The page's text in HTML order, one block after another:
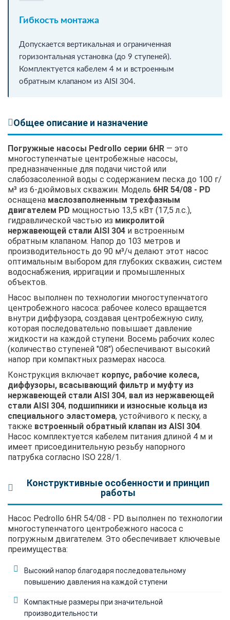
Гибкость монтажа
Допускается вертикальная и ограниченная
горизонтальная установка (до 9 ступеней).
Комплектуется кабелем 4 м и встроенным
обратным клапаном из AISI 304.
Общее описание и назначение
Погружные насосы Pedrollo серии 6HR — это
многоступенчатые центробежные насосы,
предназначенные для подачи чистой или
слабозасоленной воды с содержанием песка до 100 г/
м³ из 6-дюймовых скважин. Модель 6HR 54/08 - PD
оснащена маслозаполненным трехфазным
двигателем PD мощностью 13,5 кВт (17,5 л.с.),
гидравлической частью из микролитой
нержавеющей стали AISI 304 и встроенным
обратным клапаном. Напор до 103 метров и
производительность до 90 м³/ч делают этот насос
оптимальным выбором для глубоких скважин, систем
водоснабжения, ирригации и промышленных
объектов.
Насос выполнен по технологии многоступенчатого
центробежного насоса: рабочее колесо вращается
внутри диффузора, создавая центробежную силу,
которая последовательно повышает давление
жидкости на каждой ступени. Восемь рабочих колес
(количество ступеней "08") обеспечивают высокий
напор при компактных размерах насоса.
Конструкция включает корпус, рабочие колеса,
диффузоры, всасывающий фильтр и муфту из
нержавеющей стали AISI 304, вал из нержавеющей
стали AISI 304, подшипники и износные кольца из
специального эластомера, устойчивого к песку, а
также встроенный обратный клапан из AISI 304.
Насос комплектуется кабелем питания длиной 4 м и
имеет присоединительную резьбу напорного
патрубка согласно ISO 228/1.
Конструктивные особенности и принцип
работы
Насос Pedrollo 6HR 54/08 - PD выполнен по технологии
многоступенчатого центробежного насоса с
погружным двигателем. Это обеспечивает ключевые
преимущества:
Высокий напор благодаря последовательному
повышению давления на каждой ступени
Компактные размеры при значительной
производительности